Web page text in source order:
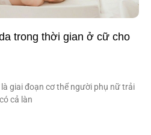
trong thời gian ở cữ cho
giai đoạn cơ thể người phụ nữ trải
cả làn